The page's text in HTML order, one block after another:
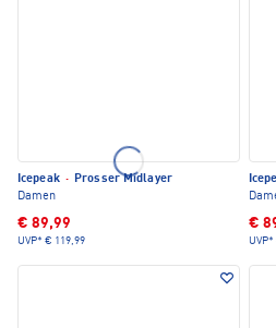
Icepeak · Prosser Midlayer
Damen
€ 89,99
UVP* € 119,99
€
UVP*